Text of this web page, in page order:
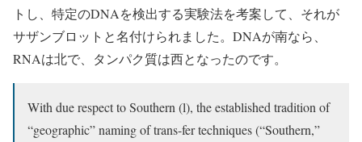
トし、特定のDNAを検出する実験法を考案して、それが
サザンブロットと名付けられました。DNAが南なら、
RNAは北で、タンパク質は西となったのです。
With due respect to Southern (l), the established tradition of
“geographic” naming of trans-fer techniques (“Southern,”